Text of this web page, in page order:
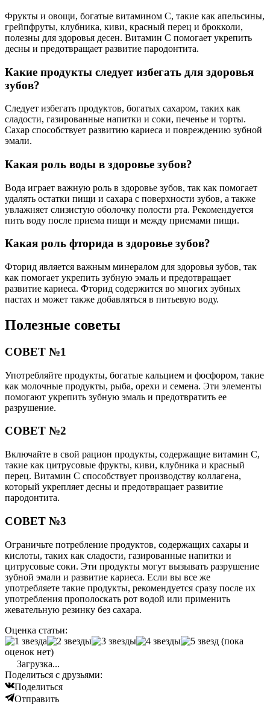
Фрукты и овощи, богатые витамином C, такие как апельсины,
грейпфруты, клубника, киви, красный перец и брокколи,
полезны для здоровья десен. Витамин C помогает укрепить
десны и предотвращает развитие пародонтита.
Какие продукты следует избегать для здоровья
зубов?
Следует избегать продуктов, богатых сахаром, таких как
сладости, газированные напитки и соки, печенье и торты.
Сахар способствует развитию кариеса и повреждению зубной
эмали.
Какая роль воды в здоровье зубов?
Вода играет важную роль в здоровье зубов, так как помогает
удалять остатки пищи и сахара с поверхности зубов, а также
увлажняет слизистую оболочку полости рта. Рекомендуется
пить воду после приема пищи и между приемами пищи.
Какая роль фторида в здоровье зубов?
Фторид является важным минералом для здоровья зубов, так
как помогает укрепить зубную эмаль и предотвращает
развитие кариеса. Фторид содержится во многих зубных
пастах и может также добавляться в питьевую воду.
Полезные советы
СОВЕТ №1
Употребляйте продукты, богатые кальцием и фосфором, такие
как молочные продукты, рыба, орехи и семена. Эти элементы
помогают укрепить зубную эмаль и предотвратить ее
разрушение.
СОВЕТ №2
Включайте в свой рацион продукты, содержащие витамин С,
такие как цитрусовые фрукты, киви, клубника и красный
перец. Витамин С способствует производству коллагена,
который укрепляет десны и предотвращает развитие
пародонтита.
СОВЕТ №3
Ограничьте потребление продуктов, содержащих сахары и
кислоты, таких как сладости, газированные напитки и
цитрусовые соки. Эти продукты могут вызывать разрушение
зубной эмали и развитие кариеса. Если вы все же
употребляете такие продукты, рекомендуется сразу после их
употребления прополоскать рот водой или применить
жевательную резинку без сахара.
Оценка статьи:
(пока
оценок нет)
Загрузка...
Поделиться с друзьями:
Поделиться
Отправить